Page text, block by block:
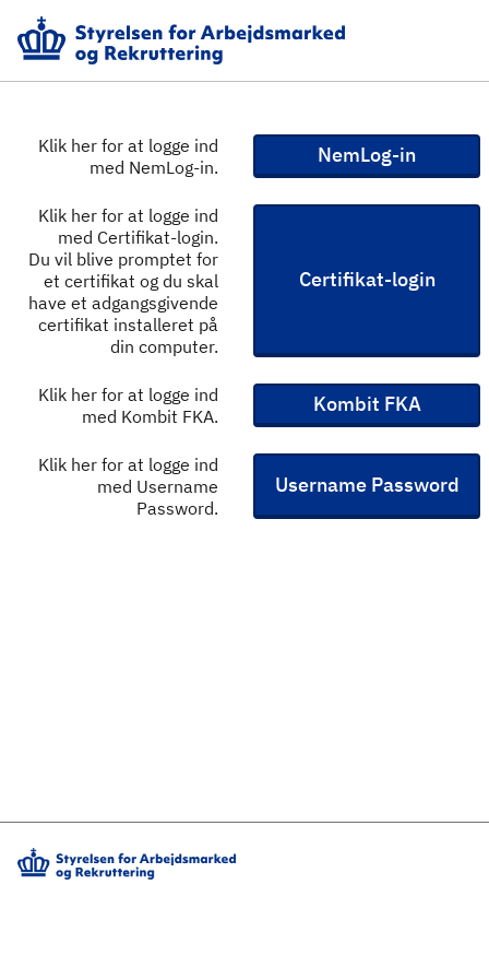
Klik her for at logge ind
med NemLog-in.
NemLog-in
Klik her for at logge ind
med Certifikat-login.
Du vil blive promptet for
et certifikat og du skal
have et adgangsgivende
certifikat installeret på
din computer.
Certifikat-login
Klik her for at logge ind
med Kombit FKA.
Kombit FKA
Klik her for at logge ind
med Username
Password.
Username Password